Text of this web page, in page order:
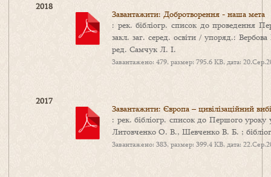
2018
Завантажити: Добротворення - наша мета
: рек. бібліогр. список до проведення
закл. заг. серед. освіти / упоряд.:
ред. Самчук Л. І.
Завантажено: 479, размер: 795.6 KB, дата:
2017
Завантажити: Європа – цивілізаційний
: рек. бібліогр. список до Першого
Литовченко О. В., Шевченко В. Б. ;
Завантажено: 383, размер: 399.4 KB, дата: